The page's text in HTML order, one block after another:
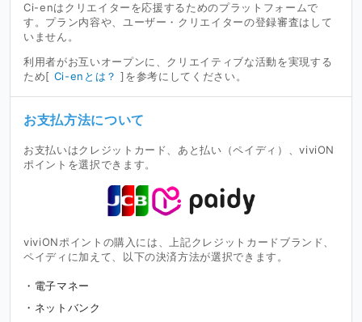
Ci-enはクリエイターを応援するためのプラットフォームで
す。プラン内容や、ユーザー・クリエイターの登録審査はして
いません。
利用者がお互いオープンに、クリエイティブな活動を実現する
ため[ Ci-enとは？ ]を参考にしてください。
お支払方法について
お支払いはクレジットカード、あと払い（ペイディ）、viviON
ポイントを選択できます。
viviONポイントの購入には、上記クレジットカードブランド、
ペイディに加えて、以下の決済方法が選択できます。
電子マネー
ネットバンク